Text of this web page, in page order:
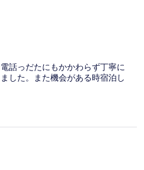
話っだたにもかかわらず丁寧に
した。また機会がある時宿泊し